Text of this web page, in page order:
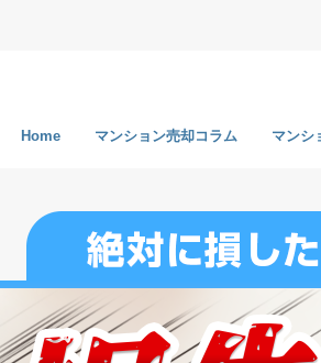
Home マンション売却コラム マンシ